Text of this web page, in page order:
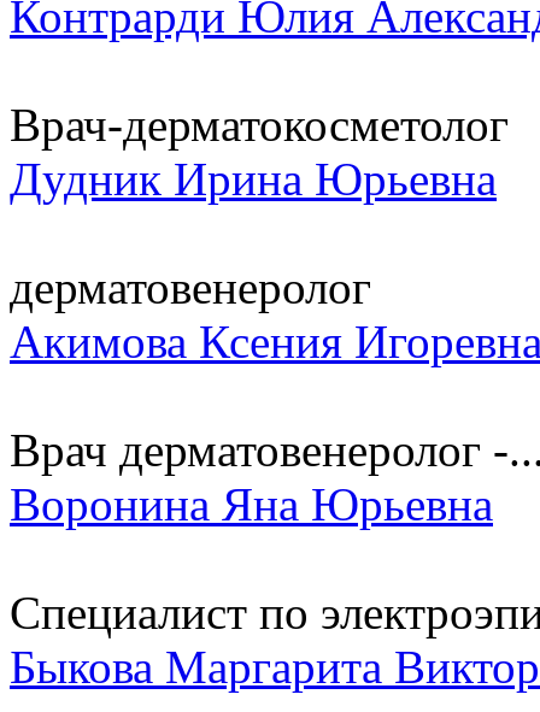
Контрарди Юлия
Врач-дерматокосметолог
Дудник Ирина Юрьевна
дерматовенеролог
Акимова Ксения
Врач дерматовенеролог -
Воронина Яна Юрьевна
Специалист по
Быкова Маргарита